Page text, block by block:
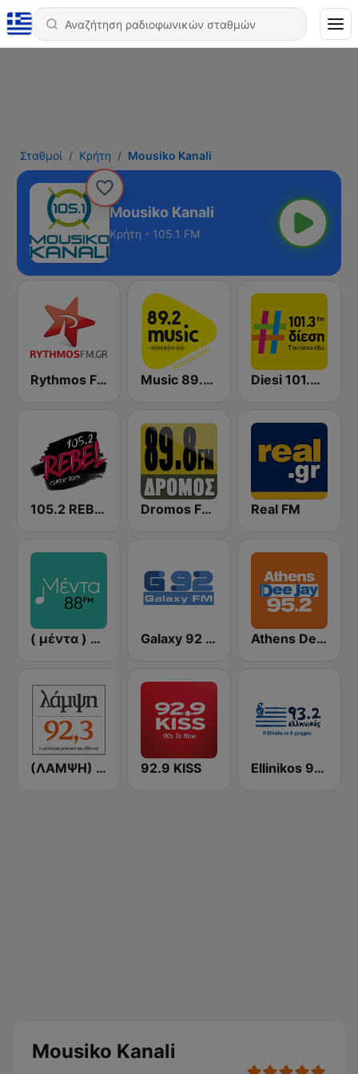
Σταθμοί Κρήτη Mousiko Kanali
Mousiko Kanali
Κρήτη - 105.1 FM
Rythmos FM - Ρυθμος 94.9 Music 89.2 FM Diesi 101.3 FM
105.2 REBEL Dromos FM - ΔΡΟΜΟΣ 89.8 Real FM
( μέντα ) Menta 88 FM Galaxy 92 FM Athens Deejay FM
(ΛΑΜΨΗ) Lampsi 92.3 FM 92.9 KISS Ellinikos 93.2 FM
Mousiko Kanali